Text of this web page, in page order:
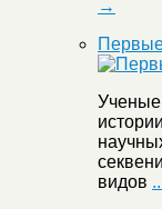
→
Ученые
видов